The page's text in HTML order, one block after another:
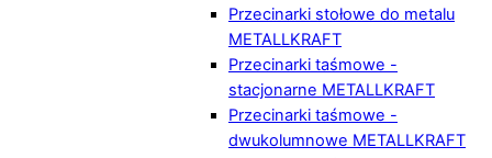
Przecinarki stołowe do metalu
METALLKRAFT
Przecinarki taśmowe -
stacjonarne METALLKRAFT
Przecinarki taśmowe -
dwukolumnowe METALLKRAFT